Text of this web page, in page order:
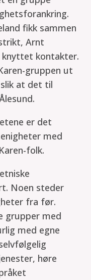
fikk sammen
Arnt
knyttet kontakter.
gruppen ut
at det til
er det
med
folk.
Noen steder
fra før.
grupper med
med egne
høre